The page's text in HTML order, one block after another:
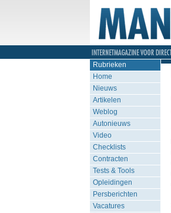
Rubrieken
Home
Nieuws
Artikelen
Weblog
Autonieuws
Video
Checklists
Contracten
Tests & Tools
Opleidingen
Persberichten
Vacatures